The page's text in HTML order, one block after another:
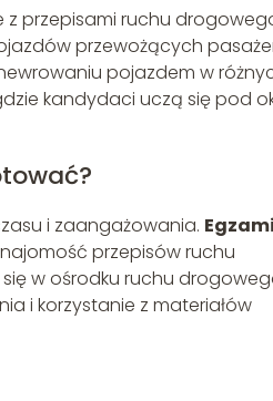
przepisami ruchu
przewożących
pojazdem w
kandydaci uczą się pod
i zaangażowania.
przepisów ruchu
w ośrodku ruchu
i korzystanie z materiałów